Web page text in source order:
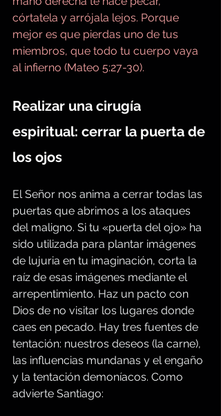
córtatela y arrójala lejos. Porque
mejor es que pierdas uno de tus
miembros, que todo tu cuerpo vaya
al infierno (Mateo 5:27-30).
Realizar una cirugía
espiritual: cerrar la puerta de
los ojos
El Señor nos anima a cerrar todas las
puertas que abrimos a los ataques
del maligno. Si tu «puerta del ojo» ha
sido utilizada para plantar imágenes
de lujuria en tu imaginación, corta la
raíz de esas imágenes mediante el
arrepentimiento. Haz un pacto con
Dios de no visitar los lugares donde
caes en pecado. Hay tres fuentes de
tentación: nuestros deseos (la carne),
las influencias mundanas y el engaño
y la tentación demoníacos. Como
advierte Santiago: